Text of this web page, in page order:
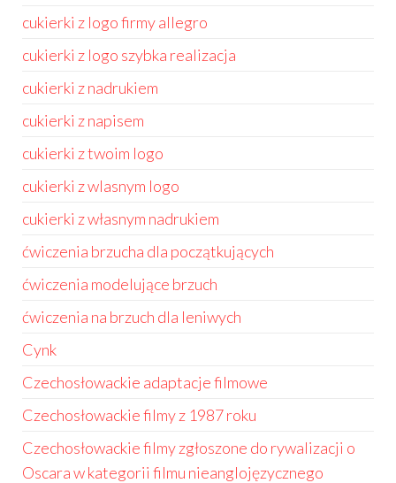
cukierki z logo firmy allegro
cukierki z logo szybka realizacja
cukierki z nadrukiem
cukierki z napisem
cukierki z twoim logo
cukierki z wlasnym logo
cukierki z własnym nadrukiem
ćwiczenia brzucha dla początkujących
ćwiczenia modelujące brzuch
ćwiczenia na brzuch dla leniwych
Cynk
Czechosłowackie adaptacje filmowe
Czechosłowackie filmy z 1987 roku
Czechosłowackie filmy zgłoszone do rywalizacji o
Oscara w kategorii filmu nieanglojęzycznego